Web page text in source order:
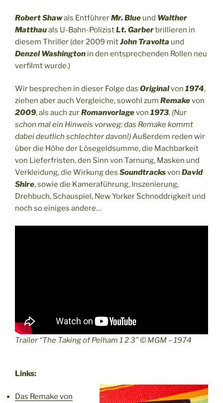
Robert Shawals EntführerMr. Blue und Walther
Matthauals U-Bahn-PolizistLt. Garber brillieren in
diesem Thriller (der 2009 mitJohn Travolta und
Denzel Washington in den entsprechenden Rollen neu
verfilmt wurde.)
Wir besprechen in dieser Folge das Originalvon 1974,
ziehen aber auch Vergleiche, sowohl zum Remakevon
2009, als auch zurRomanvorlagevon 1973. (Nur
schon mal ein Hinweis vorweg: das Remake kommt
dabei deutlich schlechter davon!)Außerdem reden wir
über die Höhe der Lösegeldsumme, die Machbarkeit
von Lieferfristen, den Sinn von Tarnung, Masken und
Verkleidung, die Wirkung des Soundtracksvon David
Shire, sowie die Kameraführung, Inszenierung,
Drehbuch, Schauspiel, New Yorker Schnoddrigkeit und
noch so einiges andere…
Trailer “The Taking of Pelham 1 2 3” © MGM – 1974
Links:
Das Remake von